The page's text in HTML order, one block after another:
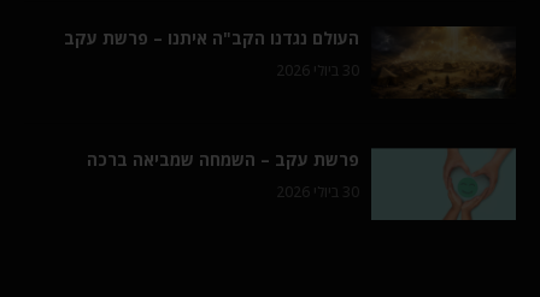
העולם נגדנו הקב"ה איתנו – פרשת עקב
30 ביולי 2026
פרשת עקב – השמחה שמביאה ברכה
30 ביולי 2026